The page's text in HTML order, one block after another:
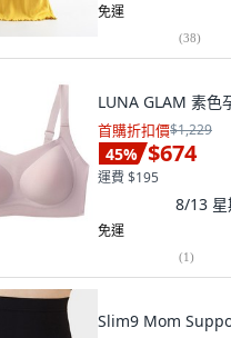
免運
(38)
LUNA GLAM 素色
首購折扣價$1,229
45% $674
運費 $195
8/13 星
免運
(1)
Slim9 Mom